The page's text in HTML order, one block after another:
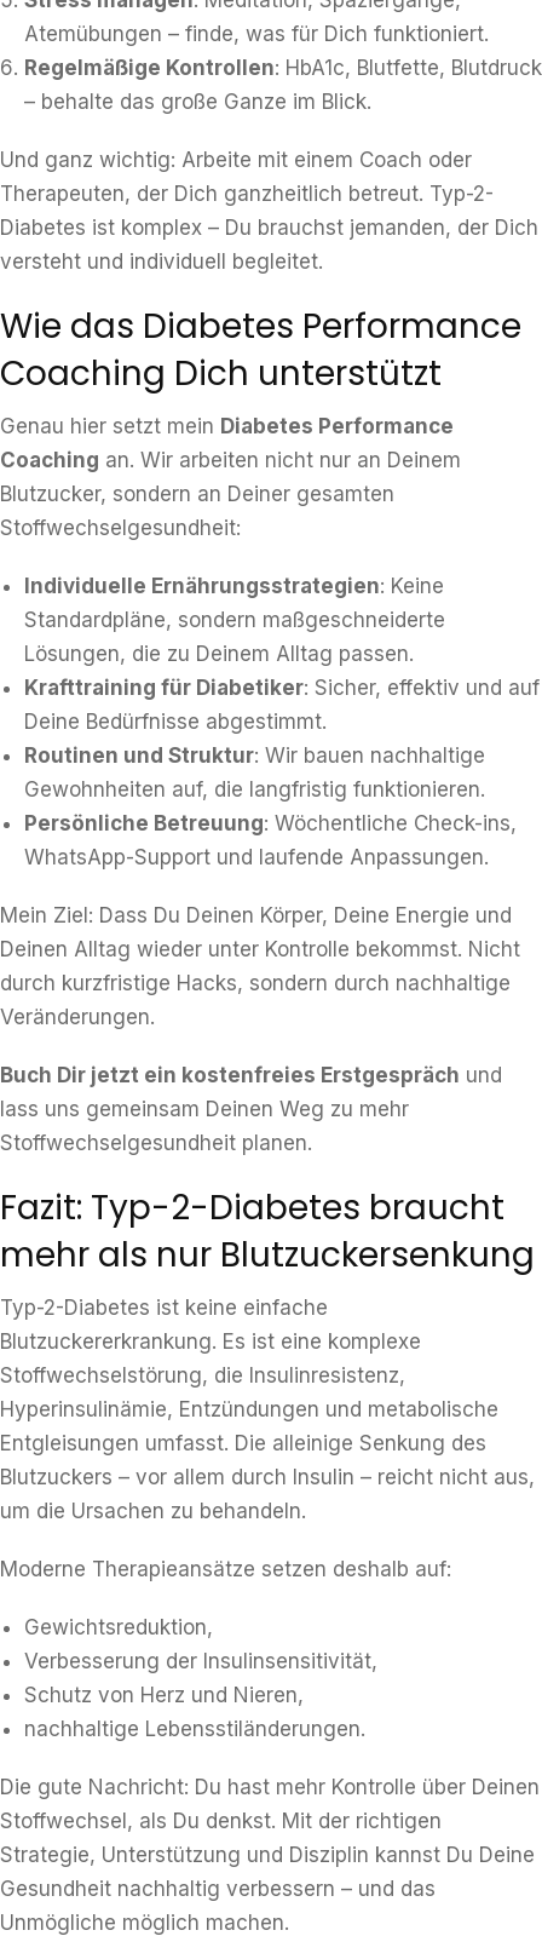
Atemübungen – finde, was für Dich funktioniert.
Regelmäßige Kontrollen: HbA1c, Blutfette, Blutdruck
– behalte das große Ganze im Blick.
Und ganz wichtig: Arbeite mit einem Coach oder
Therapeuten, der Dich ganzheitlich betreut. Typ-2-
Diabetes ist komplex – Du brauchst jemanden, der Dich
versteht und individuell begleitet.
Wie das Diabetes Performance
Coaching Dich unterstützt
Genau hier setzt mein Diabetes Performance
Coaching an. Wir arbeiten nicht nur an Deinem
Blutzucker, sondern an Deiner gesamten
Stoffwechselgesundheit:
Individuelle Ernährungsstrategien: Keine
Standardpläne, sondern maßgeschneiderte
Lösungen, die zu Deinem Alltag passen.
Krafttraining für Diabetiker: Sicher, effektiv und auf
Deine Bedürfnisse abgestimmt.
Routinen und Struktur: Wir bauen nachhaltige
Gewohnheiten auf, die langfristig funktionieren.
Persönliche Betreuung: Wöchentliche Check-ins,
WhatsApp-Support und laufende Anpassungen.
Mein Ziel: Dass Du Deinen Körper, Deine Energie und
Deinen Alltag wieder unter Kontrolle bekommst. Nicht
durch kurzfristige Hacks, sondern durch nachhaltige
Veränderungen.
Buch Dir jetzt ein kostenfreies Erstgespräch und
lass uns gemeinsam Deinen Weg zu mehr
Stoffwechselgesundheit planen.
Fazit: Typ-2-Diabetes braucht
mehr als nur Blutzuckersenkung
Typ-2-Diabetes ist keine einfache
Blutzuckererkrankung. Es ist eine komplexe
Stoffwechselstörung, die Insulinresistenz,
Hyperinsulinämie, Entzündungen und metabolische
Entgleisungen umfasst. Die alleinige Senkung des
Blutzuckers – vor allem durch Insulin – reicht nicht aus,
um die Ursachen zu behandeln.
Moderne Therapieansätze setzen deshalb auf:
Gewichtsreduktion,
Verbesserung der Insulinsensitivität,
Schutz von Herz und Nieren,
nachhaltige Lebensstiländerungen.
Die gute Nachricht: Du hast mehr Kontrolle über Deinen
Stoffwechsel, als Du denkst. Mit der richtigen
Strategie, Unterstützung und Disziplin kannst Du Deine
Gesundheit nachhaltig verbessern – und das
Unmögliche möglich machen.